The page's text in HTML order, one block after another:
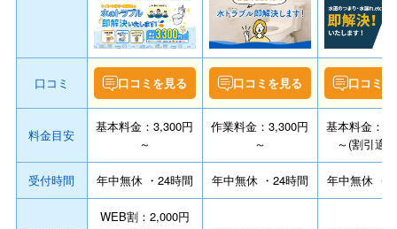
口コミ 口コミを見る 口コミを見る 口コミ
料金目安
基本料金：3,300円
～
作業料金：3,300円
～
基本料金：
～(割引適
受付時間 年中無休 ・24時間 年中無休 ・24時間 年中無休 ・
WEB割：2,000円